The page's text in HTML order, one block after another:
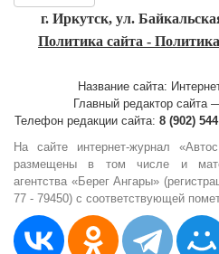
г. Иркутск, ул.
Политика сайта -
Название сайта:
Главный редактор
Телефон редакции сайта: 8 (902)
На сайте интернет-журнал
размещены в том числе и
агентства «Берег Ангары»
77 - 79450) с соответствующей